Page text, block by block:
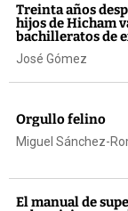
Treinta años
hijos de Hicham
bachilleratos de
José Gómez
Orgullo felino
Miguel Sánchez-
El manual de